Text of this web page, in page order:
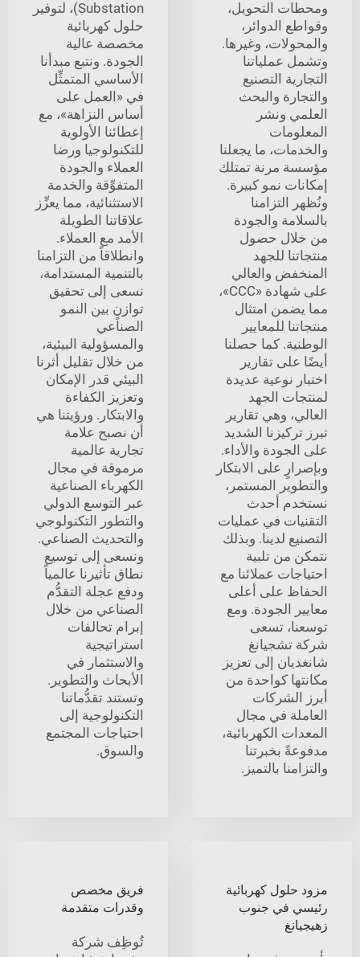
ومحطات التحويل،
وقواطع الدوائر،
والمحولات، وغيرها.
وتشمل عملياتنا
التجارية التصنيع
والتجارة والبحث
العلمي ونشر
المعلومات
والخدمات، ما يجعلنا
مؤسسة مرنة تمتلك
إمكانات نمو كبيرة.
ونُظهر التزامنا
بالسلامة والجودة
من خلال حصول
منتجاتنا للجهد
المنخفض والعالي
على شهادة «CCC»،
مما يضمن امتثال
منتجاتنا للمعايير
الوطنية. كما حصلنا
أيضًا على تقارير
اختبار نوعية عديدة
لمنتجات الجهد
العالي، وهي تقارير
تبرز تركيزنا الشديد
على الجودة والأداء.
وبإصرارٍ على الابتكار
والتطوير المستمر،
نستخدم أحدث
التقنيات في عمليات
التصنيع لدينا. وبذلك
نتمكن من تلبية
احتياجات عملائنا مع
الحفاظ على أعلى
معايير الجودة. ومع
توسعنا، تسعى
شركة تشجيانغ
شانغديان إلى تعزيز
مكانتها كواحدة من
أبرز الشركات
العاملة في مجال
المعدات الكهربائية،
مدفوعةً بخبرتنا
والتزامنا بالتميز.
Substation)، لتوفير
حلول كهربائية
مخصصة عالية
الجودة. ونتبع مبدأنا
الأساسي المتمثِّل
في «العمل على
أساس النزاهة»، مع
إعطائنا الأولوية
للتكنولوجيا ورضا
العملاء والجودة
المتفوِّقة والخدمة
الاستثنائية، مما يعزِّز
علاقاتنا الطويلة
الأمد مع العملاء.
وانطلاقاً من التزامنا
بالتنمية المستدامة،
نسعى إلى تحقيق
توازنٍ بين النمو
الصناعي
والمسؤولية البيئية،
من خلال تقليل أثرنا
البيئي قدر الإمكان
وتعزيز الكفاءة
والابتكار. ورؤيتنا هي
أن نصبح علامة
تجارية عالمية
مرموقة في مجال
الكهرباء الصناعية
عبر التوسع الدولي
والتطور التكنولوجي
والتحديث الصناعي.
ونسعى إلى توسيع
نطاق تأثيرنا عالمياً
ودفع عجلة التقدُّم
الصناعي من خلال
إبرام تحالفات
استراتيجية
والاستثمار في
الأبحاث والتطوير.
وتستند تقدُّماتنا
التكنولوجية إلى
احتياجات المجتمع
والسوق.
مزود حلول كهربائية
رئيسي في جنوب
زهيجيانغ
فريق مخصص
وقدرات متقدمة
تُوظِف شركة